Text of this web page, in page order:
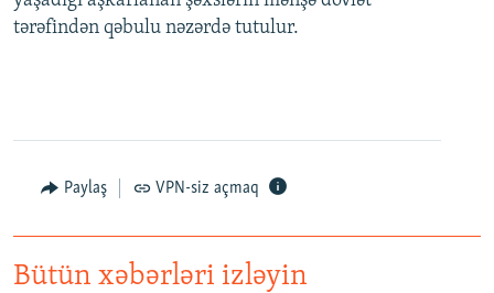
tərəfindən qəbulu nəzərdə tutulur.
Paylaş VPN-siz açmaq
Bütün xəbərləri izləyin